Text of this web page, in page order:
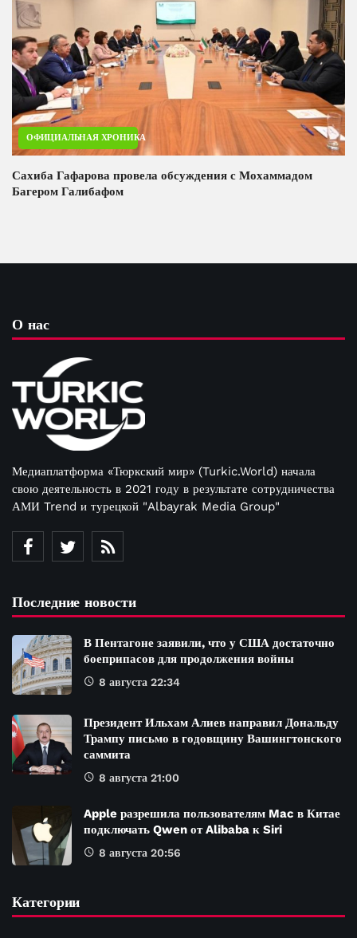
ОФИЦИАЛЬНАЯ ХРОНИКА
Сахиба Гафарова провела обсуждения с Мохаммадом
Багером Галибафом
О нас
Медиаплатформа «Тюркский мир» (Turkic.World) начала
свою деятельность в 2021 году в результате сотрудничества
АМИ Trend и турецкой "Albayrak Media Group"
Последние новости
В Пентагоне заявили, что у США достаточно
боеприпасов для продолжения войны
8 августа 22:34
Президент Ильхам Алиев направил Дональду
Трампу письмо в годовщину Вашингтонского
саммита
8 августа 21:00
Apple разрешила пользователям Mac в Китае
подключать Qwen от Alibaba к Siri
8 августа 20:56
Категории